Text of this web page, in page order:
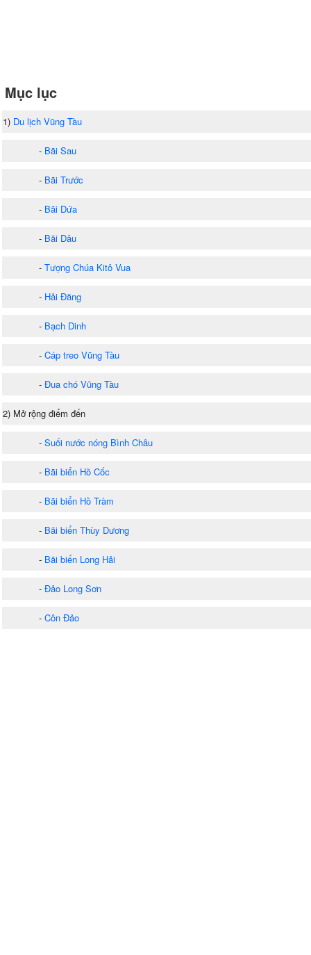
Mục lục
1) Du lịch Vũng Tàu
- Bãi Sau
- Bãi Trước
- Bãi Dứa
- Bãi Dâu
- Tượng Chúa Kitô Vua
- Hải Đăng
- Bạch Dinh
- Cáp treo Vũng Tàu
- Đua chó Vũng Tàu
2) Mở rộng điểm đến
- Suối nước nóng Bình Châu
- Bãi biển Hồ Cốc
- Bãi biển Hồ Tràm
- Bãi biển Thùy Dương
- Bãi biển Long Hải
- Đảo Long Sơn
- Côn Đảo